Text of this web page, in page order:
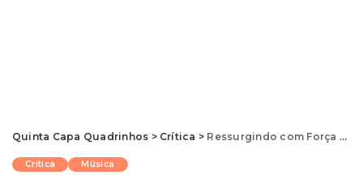
Quinta Capa Quadrinhos > Crítica > Ressurgindo com Força Total: ‘Torn Arteries’ do Carcass
Crítica Música